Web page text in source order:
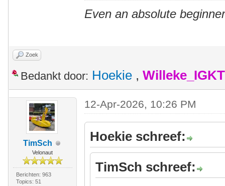
Even an absolute
Zoek
Bedankt door: Hoekie , Willeke_IGKT
TimSch
Velonaut
Berichten: 963
Topics: 51
12-Apr-2026, 10:26 PM
Hoekie schreef:
TimSch schreef: